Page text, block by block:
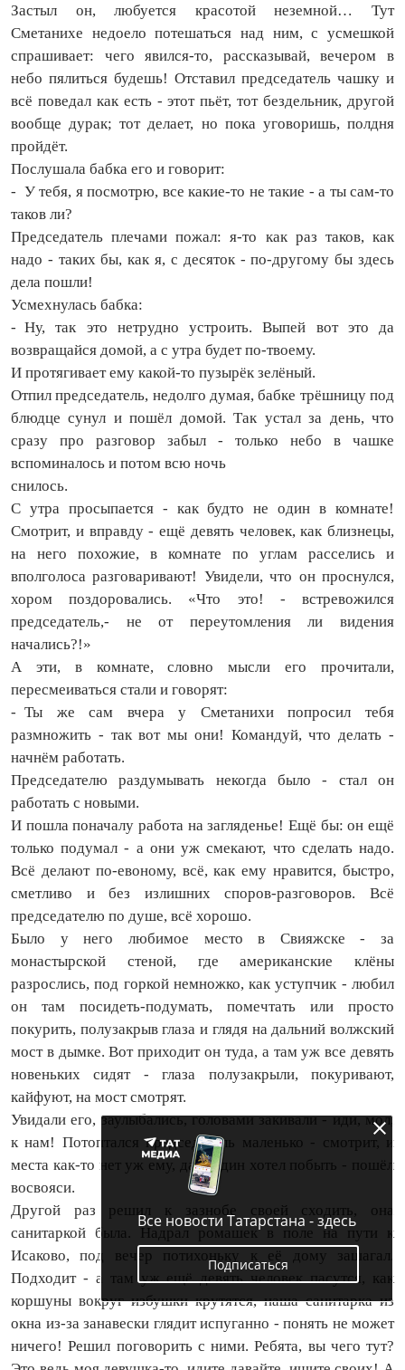
Застыл он, любуется красотой неземной… Тут
Сметанихе недоело потешаться над ним, с усмешкой
спрашивает: чего явился‑то, рассказывай, вечером в
небо пялиться будешь! Отставил председатель чашку и
всё поведал как есть - этот пьёт, тот бездельник, другой
вообще дурак; тот делает, но пока уговоришь, полдня
пройдёт.
Послушала бабка его и говорит:
- У тебя, я посмотрю, все какие‑то не такие - а ты сам‑то
таков ли?
Председатель плечами пожал: я-то как раз таков, как
надо - таких бы, как я, с десяток - по-другому бы здесь
дела пошли!
Усмехнулась бабка:
- Ну, так это нетрудно устроить. Выпей вот это да
возвращайся домой, а с утра будет по‑твоему.
И протягивает ему какой‑то пузырёк зелёный.
Отпил председатель, недолго думая, бабке трёшницу под
блюдце сунул и пошёл домой. Так устал за день, что
сразу про разговор забыл - только небо в чашке
вспоминалось и потом всю ночь
снилось.
С утра просыпается - как будто не один в комнате!
Смотрит, и вправду - ещё девять человек, как близнецы,
на него похожие, в комнате по углам расселись и
вполголоса разговаривают! Увидели, что он проснулся,
хором поздоровались. «Что это! - встревожился
председатель,- не от переутомления ли видения
начались?!»
А эти, в комнате, словно мысли его прочитали,
пересмеиваться стали и говорят:
- Ты же сам вчера у Сметанихи попросил тебя
размножить - так вот мы они! Командуй, что делать -
начнём работать.
Председателю раздумывать некогда было - стал он
работать с новыми.
И пошла поначалу работа на загляденье! Ещё бы: он ещё
только подумал - а они уж смекают, что сделать надо.
Всё делают по‑евоному, всё, как ему нравится, быстро,
сметливо и без излишних споров‑разговоров. Всё
председателю по душе, всё хорошо.
Было у него любимое место в Свияжске - за
монастырской стеной, где американские клёны
разрослись, под горкой немножко, как уступчик - любил
он там посидеть‑подумать, помечтать или просто
покурить, полузакрыв глаза и глядя на дальний волжский
мост в дымке. Вот приходит он туда, а там уж все девять
новеньких сидят - глаза полузакрыли, покуривают,
кайфуют, на мост смотрят.
Увидали его, заулыбались, головами закивали - иди, мол,
к нам! Потоптался председатель маленько - смотрит, и
места как‑то нет уж ему, да и один хотел побыть - пошёл
восвояси.
Другой раз решил к зазнобе своей сходить, она
санитаркой была. Надрал ромашек в поле на пути к
Исаково, под вечер потихоньку к её дому зашагал.
Подходит - а там уж ещё девять человек пасутся, как
коршуны вокруг избушки крутятся, наша санитарка из
окна из‑за занавески глядит испуганно - понять не может
ничего! Решил поговорить с ними. Ребята, вы чего тут?
Все новости Татарстана - здесь
Подписаться